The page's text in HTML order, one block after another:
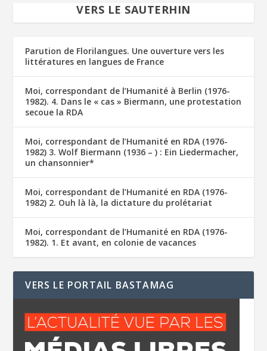
VERS LE SAUTERHIN
Parution de Florilangues. Une ouverture vers les
littératures en langues de France
Moi, correspondant de l’Humanité à Berlin (1976-
1982). 4. Dans le « cas » Biermann, une protestation
secoue la RDA
Moi, correspondant de l’Humanité en RDA (1976-
1982) 3. Wolf Biermann (1936 – ) : Ein Liedermacher,
un chansonnier*
Moi, correspondant de l’Humanité en RDA (1976-
1982) 2. Ouh là là, la dictature du prolétariat
Moi, correspondant de l’Humanité en RDA (1976-
1982). 1. Et avant, en colonie de vacances
VERS LE PORTAIL BASTAMAG